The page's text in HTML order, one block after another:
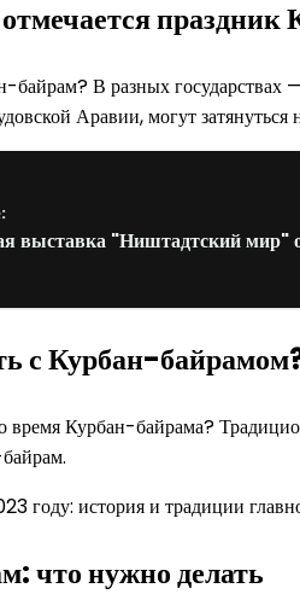
байрам? В разных
Аравии, могут затянуться
выставка "Ништадтский мир"
с Курбан-
время Курбан-байрама?
что нужно делать